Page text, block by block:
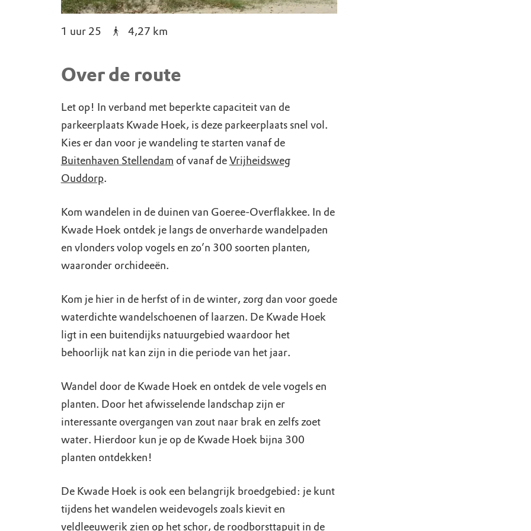
1 uur 25 4,27 km
Over de route
Let op! In verband met beperkte capaciteit van de
parkeerplaats Kwade Hoek, is deze parkeerplaats snel vol.
Kies er dan voor je wandeling te starten vanaf de
Buitenhaven Stellendam of vanaf deVrijheidsweg
Ouddorp.
Kom wandelen in de duinen van Goeree-Overflakkee. In de
Kwade Hoek ontdek je langs de onverharde wandelpaden
en vlonders volop vogels en zo’n 300 soorten planten,
waaronder orchideeën.
Kom je hier in de herfst of in de winter, zorg dan voor goede
waterdichte wandelschoenen of laarzen. De Kwade Hoek
ligt in een buitendijks natuurgebied waardoor het
behoorlijk nat kan zijn in die periode van het jaar.
Wandel door de Kwade Hoek en ontdek de vele vogels en
planten. Door het afwisselende landschap zijn er
interessante overgangen van zout naar brak en zelfs zoet
water. Hierdoor kun je op de Kwade Hoek bijna 300
planten ontdekken!
De Kwade Hoek is ook een belangrijk broedgebied: je kunt
tijdens het wandelen weidevogels zoals kievit en
veldleeuwerik zien op het schor, de roodborsttapuit in de